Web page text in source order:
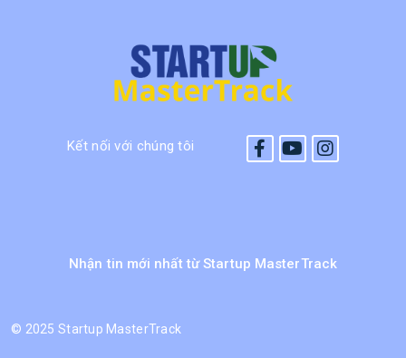
Kết nối với chúng tôi
Nhận tin mới nhất từ Startup MasterTrack
© 2025 Startup MasterTrack